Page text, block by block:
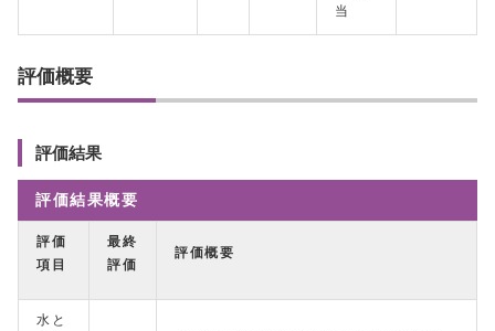
当
評価概要
評価結果
評価結果概要
評価
項目
最終
評価
評価概要
水と